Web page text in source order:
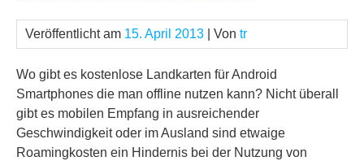
Veröffentlicht am 15. April 2013 | Von tr
Wo gibt es kostenlose Landkarten für Android
Smartphones die man offline nutzen kann? Nicht überall
gibt es mobilen Empfang in ausreichender
Geschwindigkeit oder im Ausland sind etwaige
Roamingkosten ein Hindernis bei der Nutzung von